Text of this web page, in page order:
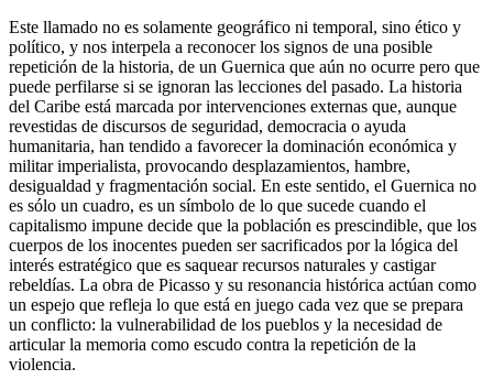
Este llamado no es solamente geográfico ni temporal, sino ético y
político, y nos interpela a reconocer los signos de una posible
repetición de la historia, de un Guernica que aún no ocurre pero que
puede perfilarse si se ignoran las lecciones del pasado. La historia
del Caribe está marcada por intervenciones externas que, aunque
revestidas de discursos de seguridad, democracia o ayuda
humanitaria, han tendido a favorecer la dominación económica y
militar imperialista, provocando desplazamientos, hambre,
desigualdad y fragmentación social. En este sentido, el Guernica no
es sólo un cuadro, es un símbolo de lo que sucede cuando el
capitalismo impune decide que la población es prescindible, que los
cuerpos de los inocentes pueden ser sacrificados por la lógica del
interés estratégico que es saquear recursos naturales y castigar
rebeldías. La obra de Picasso y su resonancia histórica actúan como
un espejo que refleja lo que está en juego cada vez que se prepara
un conflicto: la vulnerabilidad de los pueblos y la necesidad de
articular la memoria como escudo contra la repetición de la
violencia.